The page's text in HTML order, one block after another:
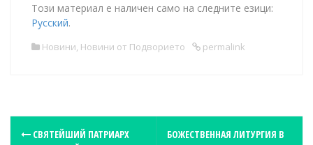
Този материал е наличен само на следните езици:
Русский.
Новини, Новини от Подворието permalink
СВЯТЕЙШИЙ ПАТРИАРХ
БОЖЕСТВЕННАЯ ЛИТУРГИЯ В